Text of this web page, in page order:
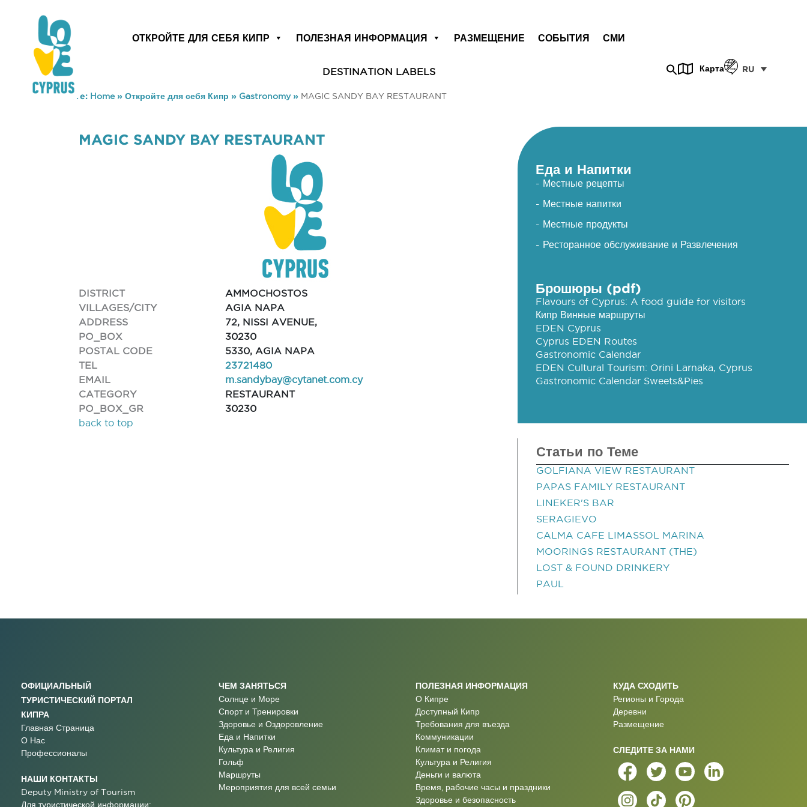
ОТКРОЙТЕ ДЛЯ СЕБЯ КИПР ПОЛЕЗНАЯ ИНФОРМАЦИЯ РАЗМЕЩЕНИЕ СОБЫТИЯ СМИ
DESTINATION LABELS Карта RU
You are here: Home» Откройте для себя Кипр » Gastronomy» MAGIC SANDY BAY RESTAURANT
MAGIC SANDY BAY RESTAURANT
DISTRICT
AMMOCHOSTOS
VILLAGES/CITY
AGIA NAPA
ADDRESS
72, NISSI AVENUE,
PO_BOX
30230
POSTAL CODE
5330, AGIA NAPA
TEL
23721480
EMAIL
m.sandybay@cytanet.com.cy
CATEGORY
RESTAURANT
PO_BOX_GR
30230
back to top
Еда и Напитки
- Местные рецепты
- Местные напитки
- Местные продукты
- Ресторанное обслуживание и Развлечения
Брошюры (pdf)
Flavours of Cyprus: A food guide for visitors
Кипр Винные маршруты
EDEN Cyprus
Cyprus EDEN Routes
Gastronomic Calendar
EDEN Cultural Tourism: Orini Larnaka, Cyprus
Gastronomic Calendar Sweets&Pies
Статьи по Теме
GOLFIANA VIEW RESTAURANT
PAPAS FAMILY RESTAURANT
LINEKER'S BAR
SERAGIEVO
CALMA CAFE LIMASSOL MARINA
MOORINGS RESTAURANT (THE)
LOST & FOUND DRINKERY
PAUL
ОФИЦИАЛЬНЫЙ
ТУРИСТИЧЕСКИЙ ПОРТАЛ
КИПРА
Главная Страница
О Нас
Профессионалы
НАШИ КОНТАКТЫ
Deputy Ministry of Tourism
Для туристической информации:
ЧЕМ ЗАНЯТЬСЯ
Солнце и Море
Спорт и Тренировки
Здоровье и Оздоровление
Еда и Напитки
Культура и Религия
Гольф
Маршруты
Мероприятия для всей семьи
ПОЛЕЗНАЯ ИНФОРМАЦИЯ
О Кипре
Доступный Кипр
Требования для въезда
Коммуникации
Климат и погода
Культура и Религия
Деньги и валюта
Время, рабочие часы и праздники
Здоровье и безопасность
КУДА СХОДИТЬ
Регионы и Города
Деревни
Размещение
СЛЕДИТЕ ЗА НАМИ